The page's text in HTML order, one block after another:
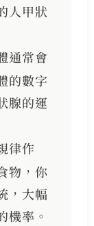
人甲狀
通常會
的數字
腺的運
律作
物，你
，大幅
機率。